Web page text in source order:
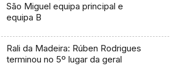
São Miguel equipa principal e
equipa B
Rali da Madeira: Rúben Rodrigues
terminou no 5º lugar da geral